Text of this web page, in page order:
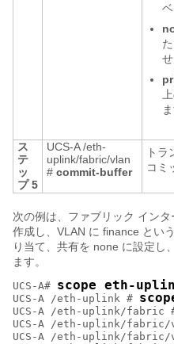
せ
ス
テ
ッ
プ 5
UCS-A /eth-
uplink/fabric/vlan
# commit-buffer
ト
コミ
次の例は、ファブリック イン
作成し、VLAN に finance とい
り当て、共有を none に設定し
ます。
UCS-A# scope eth-
UCS-A /eth-uplink #
UCS-A /eth-uplink/fabric
UCS-A /eth-uplink/
UCS-A /eth-uplink/